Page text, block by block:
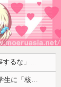
熊本避難所で大工が手伝おうとしたら「勝手な事するな」と行政側に止められた！との証言、内容があまりに胡散臭すぎた結果……
【原爆の日】被爆語り部80代おじいちゃん、中学生に「核を持たないで日本を守れますか？」「日本も原爆を持たないと負ける！」と言われ絶句 ………